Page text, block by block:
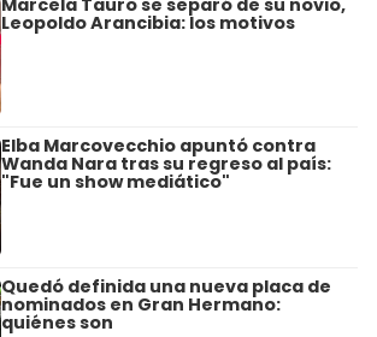
Marcela Tauro se separó de su novio,
Leopoldo Arancibia: los motivos
Elba Marcovecchio apuntó contra
Wanda Nara tras su regreso al país:
"Fue un show mediático"
Quedó definida una nueva placa de
nominados en Gran Hermano:
quiénes son